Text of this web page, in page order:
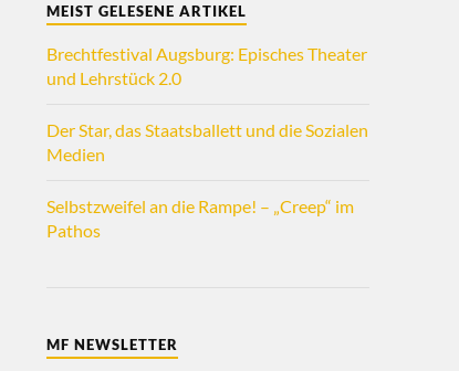
MEIST GELESENE ARTIKEL
Brechtfestival Augsburg: Episches Theater
und Lehrstück 2.0
Der Star, das Staatsballett und die Sozialen
Medien
Selbstzweifel an die Rampe! – „Creep“ im
Pathos
MF NEWSLETTER